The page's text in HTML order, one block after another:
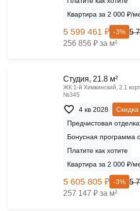
Квартира за 2 000 ₽/
5 599 461 ₽ -3% 5
256 856 ₽ за м²
Cтудия, 21.8 м²
ЖК 1‑й Химкинский, 2.1
№345
4 кв 2028
Скидка
Предчистовая отделка
Бонусная программа
Платите как хотите
Квартира за 2 000 ₽/
5 605 805 ₽ -3% 5
257 147 ₽ за м²